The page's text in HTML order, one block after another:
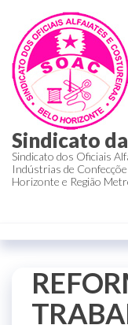
Sindicato
Sindicato dos Oficiais
Indústrias de
Horizonte e Região